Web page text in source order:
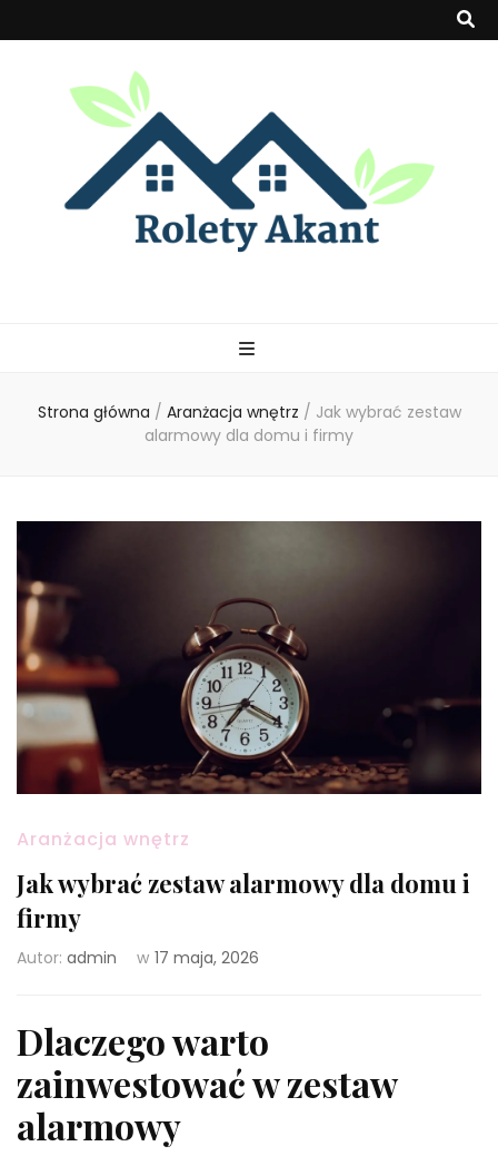
Strona główna / Aranżacja wnętrz / Jak wybrać zestaw
alarmowy dla domu i firmy
Aranżacja wnętrz
Jak wybrać zestaw alarmowy dla domu i
firmy
Autor: admin w 17 maja, 2026
Dlaczego warto
zainwestować w zestaw
alarmowy